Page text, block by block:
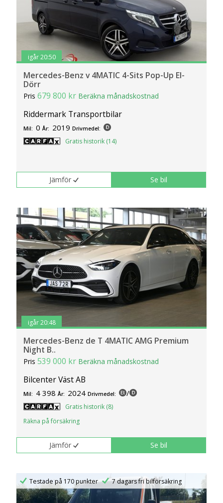
klickar du på Anpassa. Du kan alltid ändra dina
inställningar för cookies.
igår 20:50
Mercedes-Benz v 4MATIC 4-Sits Pop-Up El-
Dörr
Pris679 800 kr Beräkna månadskostnad
Riddermark Transportbilar
Mil: 0 År: 2019 Drivmedel:
Gratis historik (14)
Jämför Se bil
igår 20:48
Mercedes-Benz de T 4MATIC AMG Premium
Night B..
Pris539 000 kr Beräkna månadskostnad
Bilcenter Väst AB
Mil: 4 398 År: 2024 Drivmedel: /
Gratis historik (8)
Räkna på försäkring
Jämför Se bil
Testade på 170 punkter 7 dagars fri bilförsäkring